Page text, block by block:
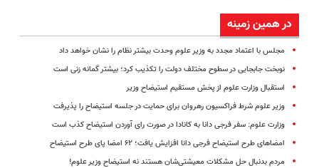
در همین زمینه
مجلس با اعتماد مجدد به وزیر علوم وحدت بیشتر نظام را نشان خواهد داد
نوبخت جابجایی در سطوح مختلف دولت را تکذیب کرد؛ بیشتر گمانه زنی است
استقبال وزارت علوم از پخش مستقیم استیضاح وزیر
وزیر علوم شرط فراکسیون رهروان برای حمایت در جلسه استیضاح را پذیرفت
وزارت علوم: سفر فرجی دانا به کانادا در صورت رای آوردن استیضاح کذب است
امضاهای طرح استیضاح فرجی دانا افزایش یافت؛ ۶۲ امضا پای طرح استیضاح
مردم بدنبال حل مشکلات معیشتی‌شان هستند نه استیضاح وزیر علوم!